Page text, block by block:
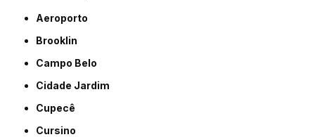
Aeroporto
Brooklin
Campo Belo
Cidade Jardim
Cupecê
Cursino